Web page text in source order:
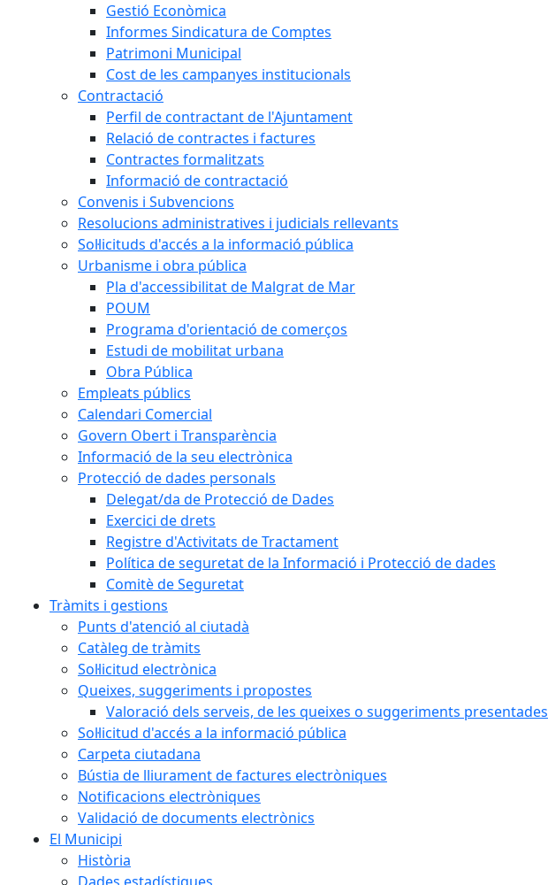
Gestió Econòmica
Informes Sindicatura de Comptes
Patrimoni Municipal
Cost de les campanyes institucionals
Contractació
Perfil de contractant de l'Ajuntament
Relació de contractes i factures
Contractes formalitzats
Informació de contractació
Convenis i Subvencions
Resolucions administratives i judicials rellevants
Sol·licituds d'accés a la informació pública
Urbanisme i obra pública
Pla d'accessibilitat de Malgrat de Mar
POUM
Programa d'orientació de comerços
Estudi de mobilitat urbana
Obra Pública
Empleats públics
Calendari Comercial
Govern Obert i Transparència
Informació de la seu electrònica
Protecció de dades personals
Delegat/da de Protecció de Dades
Exercici de drets
Registre d'Activitats de Tractament
Política de seguretat de la Informació i Protecció de dades
Comitè de Seguretat
Tràmits i gestions
Punts d'atenció al ciutadà
Catàleg de tràmits
Sol·licitud electrònica
Queixes, suggeriments i propostes
Valoració dels serveis, de les queixes o suggeriments presentades
Sol·licitud d'accés a la informació pública
Carpeta ciutadana
Bústia de lliurament de factures electròniques
Notificacions electròniques
Validació de documents electrònics
El Municipi
Història